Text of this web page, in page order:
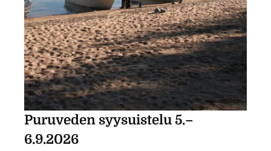
Puruveden syysuistelu 5.–
6.9.2026